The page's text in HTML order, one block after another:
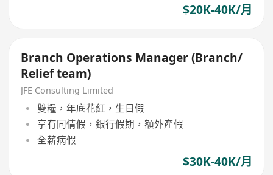
$20K-40K/月
Branch Operations Manager (Branch/
Relief team)
JFE Consulting Limited
雙糧，年底花紅，生日假
享有同情假，銀行假期，額外產假
全薪病假
$30K-40K/月